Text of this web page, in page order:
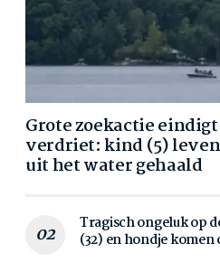
Grote zoekactie
verdriet: kind (5)
uit het water gehaald
Tragisch ongeluk op
(32) en hondje